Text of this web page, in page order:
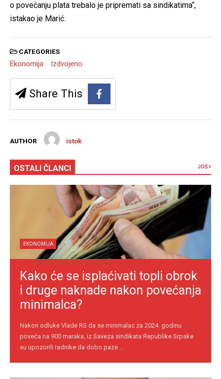
o povećanju plata trebalo je pripremati sa sindikatima“,
istakao je Marić.
CATEGORIES
Ekonomija Izdvojeno
Share This
AUTHOR istok
OSTALI ČLANCI JOŠ
EKONOMIJA
Kako će se isplaćivati topli obrok
i druge naknade nakon povećanja
minimalca?
Nakon odluke Vlade RS da se minimalac za 2024. godinu
poveća na 900 maraka, iz Saveza sindikata Republike Srpske
su upozorili radnike da dobo paze ...